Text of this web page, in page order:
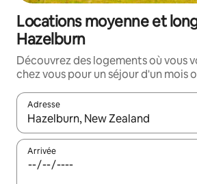
Locations moyenne et
Hazelburn
Découvrez des logements où vous
chez vous pour un séjour d'un mois
Adresse
Lorsque les résultats s'affichent,
Arrivée